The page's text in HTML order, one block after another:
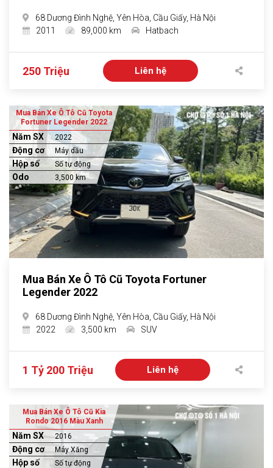
68 Dương Đình Nghệ, Yên Hòa, Cầu Giấy, Hà Nội
2011
89,000 km Hatbach
250 Triệu Liên hệ
Mua Bán Xe Ô Tô Cũ Toyota
Fortuner Legender 2022
Năm SX 2022
Động cơ Máy dầu
Hộp số Số tự động
Odo 3,500 km
Mua Bán Xe Ô Tô Cũ Toyota Fortuner
Legender 2022
68 Dương Đình Nghệ, Yên Hòa, Cầu Giấy, Hà Nội
2022
3,500 km SUV
1 Tỷ 200 Triệu Liên hệ
Mua Bán Xe Ô Tô Cũ Kia
Rondo 2016 Màu Xanh
Năm SX 2016
Động cơ Máy Xăng
Hộp số Số tự động